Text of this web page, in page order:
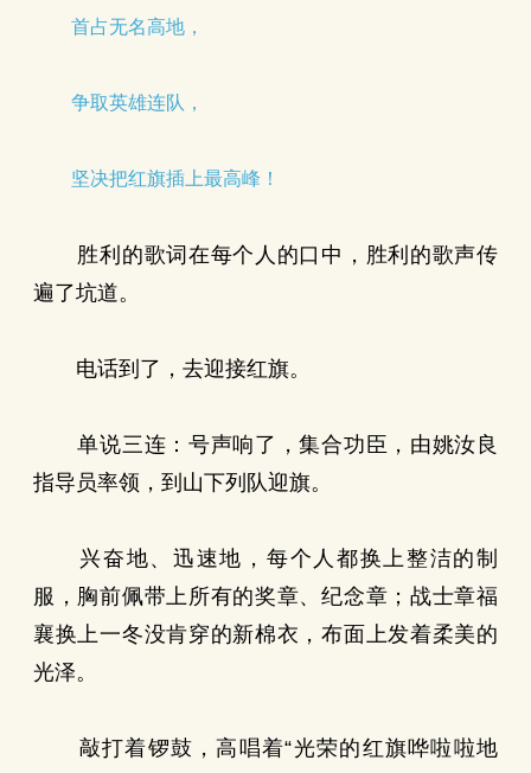
首占无名高地，
争取英雄连队，
坚决把红旗插上最高峰！
胜利的歌词在每个人的口中，胜利的歌声传
遍了坑道。
电话到了，去迎接红旗。
单说三连：号声响了，集合功臣，由姚汝良
指导员率领，到山下列队迎旗。
兴奋地、迅速地，每个人都换上整洁的制
服，胸前佩带上所有的奖章、纪念章；战士章福
襄换上一冬没肯穿的新棉衣，布面上发着柔美的
光泽。
敲打着锣鼓，高唱着“光荣的红旗哗啦啦地